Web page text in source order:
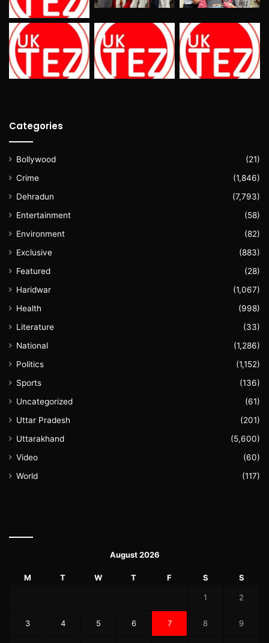
Categories
Bollywood
(21)
Crime
(1,846)
Dehradun
(7,793)
Entertainment
(58)
Environment
(82)
Exclusive
(883)
Featured
(28)
Haridwar
(1,067)
Health
(998)
Literature
(33)
National
(1,286)
Politics
(1,152)
Sports
(136)
Uncategorized
(61)
Uttar Pradesh
(201)
Uttarakhand
(5,600)
Video
(60)
World
(117)
August 2026
M T W T F S S
1 2
3 4 5 6 7 8 9